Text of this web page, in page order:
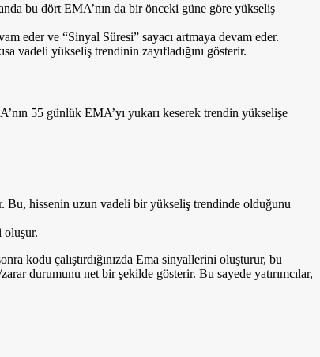
bu dört EMA’nın da bir önceki güne göre yükseliş
eder ve “Sinyal Süresi” sayacı artmaya devam eder.
vadeli yükseliş trendinin zayıfladığını gösterir.
55 günlük EMA’yı yukarı keserek trendin yükselişe
Bu, hissenin uzun vadeli bir yükseliş trendinde olduğunu
oluşur.
kodu çalıştırdığınızda Ema sinyallerini oluşturur, bu
durumunu net bir şekilde gösterir. Bu sayede yatırımcılar,